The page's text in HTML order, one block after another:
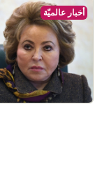
أخبار عالميّة